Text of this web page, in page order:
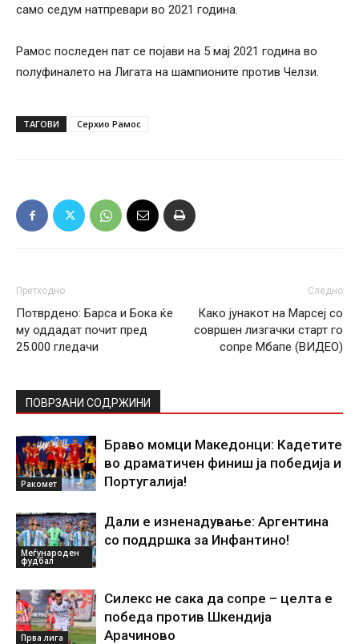
само седум натпревари во 2021 година.
Рамос последен пат се појави на 5 мај 2021 година во
полуфиналето на Лигата на шампионите против Челзи.
ТАГОВИ Серхио Рамос
Претходно
Потврдено: Барса и Бока ќе
му оддадат почит пред
25.000 гледачи
Следно
Како јунакот на Марсеј со
совршен лизгачки старт го
сопре Мбапе (ВИДЕО)
ПОВРЗАНИ СОДРЖИНИ
Ракомет
Браво момци Македонци: Кадетите
во драматичен финиш ја победија и
Португалија!
Меѓународен
фудбал
Дали е изненадување: Аргентина
со поддршка за Инфантино!
Прва лига
Силекс не сака да сопре – целта е
победа против Шкендија
Арачиново